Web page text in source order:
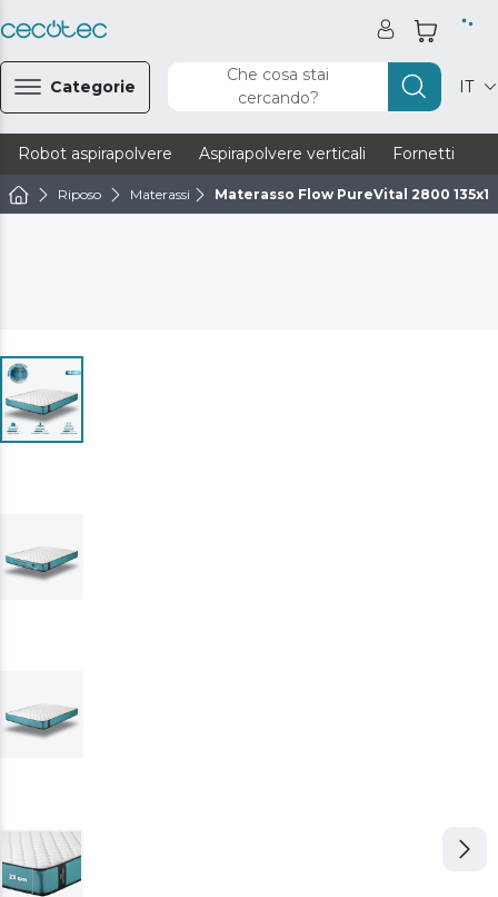
Categorie
Che cosa stai
cercando?
IT
Robot aspirapolvere Aspirapolvere verticali Fornetti
Riposo Materassi Materasso Flow PureVital 2800